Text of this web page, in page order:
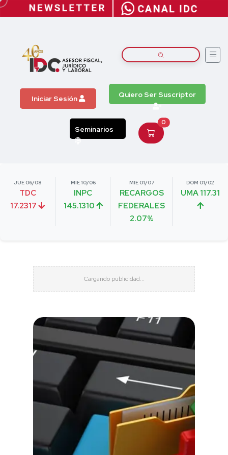
Iniciar Sesión Quiero Ser Suscriptor
Seminarios
0
JUE 06/08
TDC
17.2317
MIE 10/06
INPC
145.1310
MIE 01/07
RECARGOS
FEDERALES
2.07%
DOM 01/02
UMA 117.31